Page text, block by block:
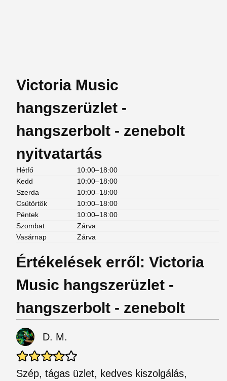
Victoria Music
hangszerüzlet -
hangszerbolt - zenebolt
nyitvatartás
Hétfő
10:00–18:00
Kedd
10:00–18:00
Szerda
10:00–18:00
Csütörtök
10:00–18:00
Péntek
10:00–18:00
Szombat
Zárva
Vasárnap
Zárva
Értékelések erről: Victoria
Music hangszerüzlet -
hangszerbolt - zenebolt
D. M.
Szép, tágas üzlet, kedves kiszolgálás,